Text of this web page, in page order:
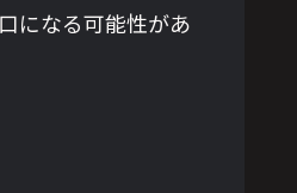
になる可能性があ